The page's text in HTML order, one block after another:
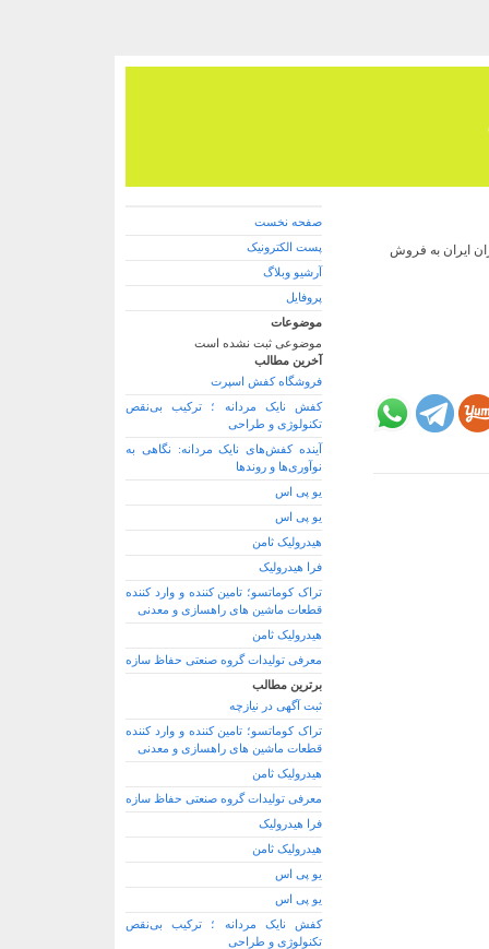
ایران به فروش
صفحه نخست
پست الکترونیک
آرشیو وبلاگ
پروفایل
موضوعات
موضوعی ثبت نشده است
آخرین مطالب
فروشگاه کفش اسپرت
کفش نایک مردانه ؛ ترکیب بی‌نقص
تکنولوژی و طراحی
آینده کفش‌های نایک مردانه: نگاهی به
نوآوری‌ها و روندها
یو پی اس
یو پی اس
هیدرولیک ثامن
فرا هیدرولیک
تراک کوماتسو؛ تامین کننده و وارد کننده
قطعات ماشین های راهسازی و معدنی
هیدرولیک ثامن
معرفی تولیدات گروه صنعتی حفاظ سازه
برترین مطالب
ثبت آگهی در نیازچه
تراک کوماتسو؛ تامین کننده و وارد کننده
قطعات ماشین های راهسازی و معدنی
هیدرولیک ثامن
معرفی تولیدات گروه صنعتی حفاظ سازه
فرا هیدرولیک
هیدرولیک ثامن
یو پی اس
یو پی اس
کفش نایک مردانه ؛ ترکیب بی‌نقص
تکنولوژی و طراحی